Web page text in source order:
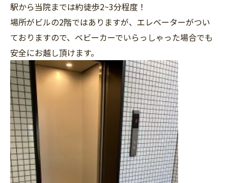
駅から当院までは約徒歩2~3分程度！
場所がビルの2階ではありますが、エレベーターがつい
ておりますので、ベビーカーでいらっしゃった場合でも
安全にお越し頂けます。